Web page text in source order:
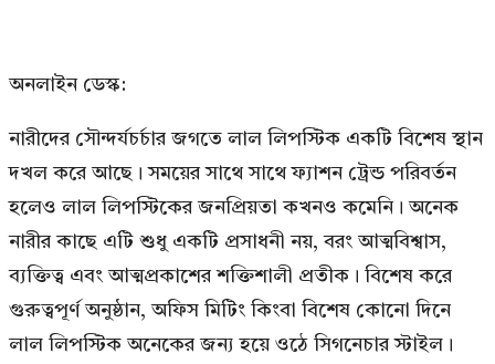
অনলাইন ডেস্ক:
নারীদের সৌন্দর্যচর্চার জগতে লাল লিপস্টিক একটি বিশেষ স্থান
দখল করে আছে। সময়ের সাথে সাথে ফ্যাশন ট্রেন্ড পরিবর্তন
হলেও লাল লিপস্টিকের জনপ্রিয়তা কখনও কমেনি। অনেক
নারীর কাছে এটি শুধু একটি প্রসাধনী নয়, বরং আত্মবিশ্বাস,
ব্যক্তিত্ব এবং আত্মপ্রকাশের শক্তিশালী প্রতীক। বিশেষ করে
গুরুত্বপূর্ণ অনুষ্ঠান, অফিস মিটিং কিংবা বিশেষ কোনো দিনে
লাল লিপস্টিক অনেকের জন্য হয়ে ওঠে সিগনেচার স্টাইল।